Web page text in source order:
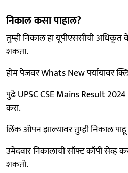
निकाल कसा पाहाल?
तुम्ही निकाल हा यूपीएससीची
शकता.
होम पेजवर Whats New पर्यायावर
पुढे UPSC CSE Mains Result
करा.
लिंक ओपन झाल्यावर तुम्ही निकाल
उमेदवार निकालाची सॉफ्ट कॉपी सेव्ह
शकतो.